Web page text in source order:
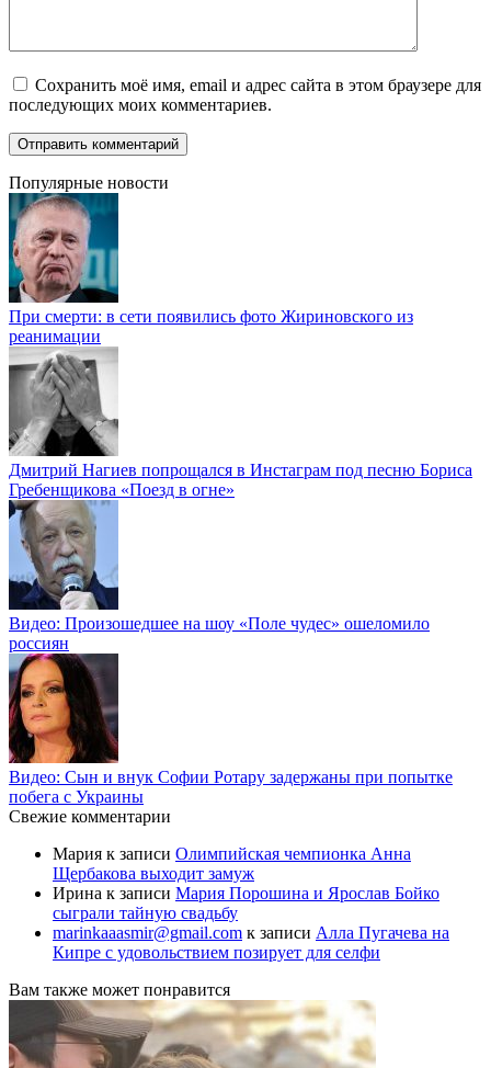
Сохранить моё имя, email и адрес сайта в этом браузере для
последующих моих комментариев.
Популярные новости
При смерти: в сети появились фото Жириновского из
реанимации
Дмитрий Нагиев попрощался в Инстаграм под песню Бориса
Гребенщикова «Поезд в огне»
Видео: Произошедшее на шоу «Поле чудес» ошеломило
россиян
Видео: Сын и внук Софии Ротару задержаны при попытке
побега с Украины
Свежие комментарии
Мария к записи Олимпийская чемпионка Анна
Щербакова выходит замуж
Ирина к записи Мария Порошина и Ярослав Бойко
сыграли тайную свадьбу
marinkaaasmir@gmail.com к записи Алла Пугачева на
Кипре с удовольствием позирует для селфи
Вам также может понравится